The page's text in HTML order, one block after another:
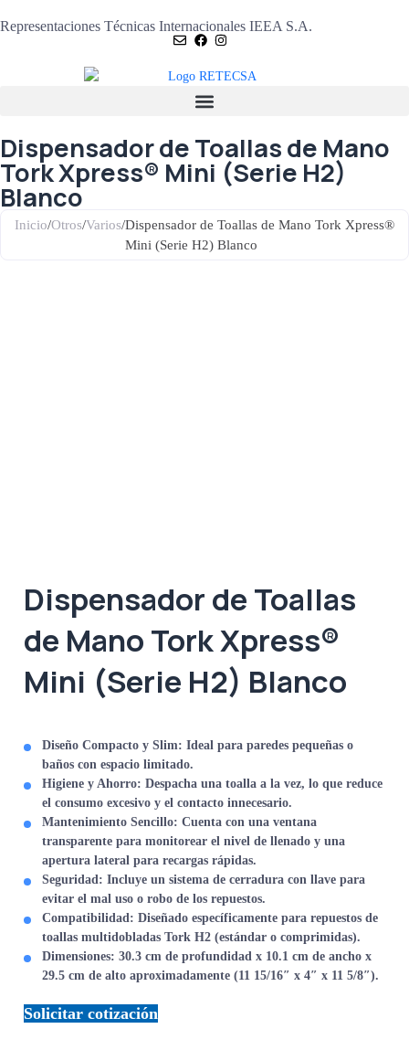
Representaciones Técnicas Internacionales IEEA S.A.
Dispensador de Toallas de Mano
Tork Xpress® Mini (Serie H2)
Blanco
Inicio/Otros/Varios/Dispensador de Toallas de Mano Tork Xpress®
Mini (Serie H2) Blanco
Dispensador de Toallas
de Mano Tork Xpress®
Mini (Serie H2) Blanco
Diseño Compacto y Slim: Ideal para paredes pequeñas o
baños con espacio limitado.
Higiene y Ahorro: Despacha una toalla a la vez, lo que reduce
el consumo excesivo y el contacto innecesario.
Mantenimiento Sencillo: Cuenta con una ventana
transparente para monitorear el nivel de llenado y una
apertura lateral para recargas rápidas.
Seguridad: Incluye un sistema de cerradura con llave para
evitar el mal uso o robo de los repuestos.
Compatibilidad: Diseñado específicamente para repuestos de
toallas multidobladasTork H2 (estándar o comprimidas).
Dimensiones: 30.3 cm de profundidad x 10.1 cm de ancho x
29.5 cm de alto aproximadamente (11 15/16″ x 4″ x 11 5/8″).
Solicitar cotización